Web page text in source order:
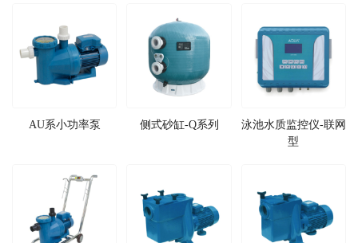
AU系小功率泵 侧式砂缸-Q系列
泳池水质监控仪-联网
型